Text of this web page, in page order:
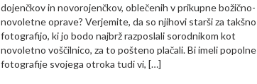
dojenčkov in novorojenčkov, oblečenih v prikupne božično-
novoletne oprave? Verjemite, da so njihovi starši za takšno
fotografijo, ki jo bodo najbrž razposlali sorodnikom kot
novoletno voščilnico, za to pošteno plačali. Bi imeli popolne
fotografije svojega otroka tudi vi, […]